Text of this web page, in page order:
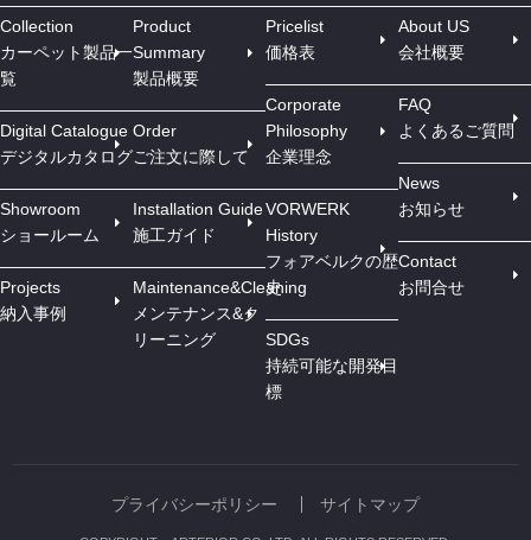
Collection
カーペット製品一
覧
Digital Catalogue
デジタルカタログ
Showroom
ショールーム
Projects
納入事例
Product
Summary
製品概要
Order
ご注文に際して
Installation Guide
施工ガイド
Maintenance&Cleaning
メンテナンス&ク
リーニング
Pricelist
価格表
Corporate
Philosophy
企業理念
VORWERK
History
フォアベルクの歴
史
SDGs
持続可能な開発目
標
About US
会社概要
FAQ
よくあるご質問
News
お知らせ
Contact
お問合せ
プライバシーポリシー サイトマップ